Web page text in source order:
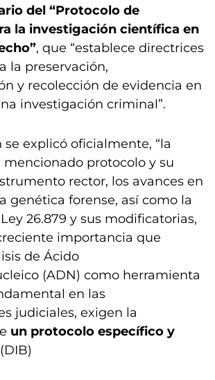
del “Protocolo de
la investigación científica en
, que “establece directrices
la preservación,
y recolección de evidencia en
investigación criminal”.
se explicó oficialmente, “la
protocolo y su
rector, los avances en
genética forense, así como la
26.879 y sus modificatorias,
importancia que
de Ácido
(ADN) como herramienta
en las
judiciales, exigen la
un protocolo específico y